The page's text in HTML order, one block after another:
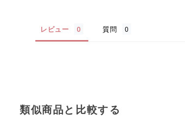
レビュー 質問
類似商品と比較する